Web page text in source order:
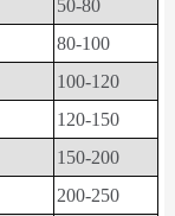
50-80
80-100
100-120
120-150
150-200
200-250